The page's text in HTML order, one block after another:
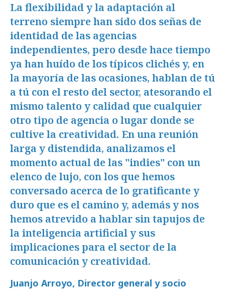
La flexibilidad y la adaptación al
terreno siempre han sido dos señas de
identidad de las agencias
independientes, pero desde hace tiempo
ya han huído de los típicos clichés y, en
la mayoría de las ocasiones, hablan de tú
a tú con el resto del sector, atesorando el
mismo talento y calidad que cualquier
otro tipo de agencia o lugar donde se
cultive la creatividad. En una reunión
larga y distendida, analizamos el
momento actual de las "indies" con un
elenco de lujo, con los que hemos
conversado acerca de lo gratificante y
duro que es el camino y, además y nos
hemos atrevido a hablar sin tapujos de
la inteligencia artificial y sus
implicaciones para el sector de la
comunicación y creatividad.
Juanjo Arroyo, Director general y socio